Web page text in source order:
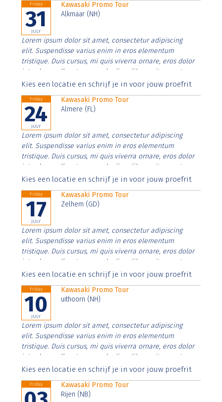
Friday
31
JULY
Kawasaki Promo Tour
Alkmaar (NH)
Lorem ipsum dolor sit amet, consectetur adipiscing
elit. Suspendisse varius enim in eros elementum
tristique. Duis cursus, mi quis viverra ornare, eros dolor
interdum nulla, ut commodo diam libero vitae erat.
Aenean faucibus nibh et justo cursus id rutrum lorem
Kies een locatie en schrijf je in voor jouw proefrit
Friday
24
JULY
Kawasaki Promo Tour
Almere (FL)
Lorem ipsum dolor sit amet, consectetur adipiscing
elit. Suspendisse varius enim in eros elementum
tristique. Duis cursus, mi quis viverra ornare, eros dolor
interdum nulla, ut commodo diam libero vitae erat.
Aenean faucibus nibh et justo cursus id rutrum lorem
Kies een locatie en schrijf je in voor jouw proefrit
Friday
17
JULY
Kawasaki Promo Tour
Zelhem (GD)
Lorem ipsum dolor sit amet, consectetur adipiscing
elit. Suspendisse varius enim in eros elementum
tristique. Duis cursus, mi quis viverra ornare, eros dolor
interdum nulla, ut commodo diam libero vitae erat.
Aenean faucibus nibh et justo cursus id rutrum lorem
Kies een locatie en schrijf je in voor jouw proefrit
Friday
10
JULY
Kawasaki Promo Tour
uithoorn (NH)
Lorem ipsum dolor sit amet, consectetur adipiscing
elit. Suspendisse varius enim in eros elementum
tristique. Duis cursus, mi quis viverra ornare, eros dolor
interdum nulla, ut commodo diam libero vitae erat.
Aenean faucibus nibh et justo cursus id rutrum lorem
Kies een locatie en schrijf je in voor jouw proefrit
Friday
Kawasaki Promo Tour
Rijen (NB)